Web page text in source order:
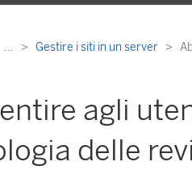
... Gestire i siti in un server
agli
delle